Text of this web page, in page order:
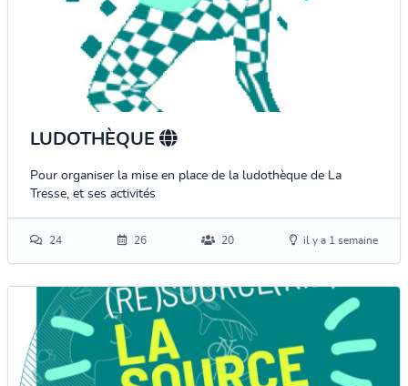
LUDOTHÈQUE
Pour organiser la mise en place de la ludothèque de La
Tresse, et ses activités
24 26 20 il y a 1 semaine